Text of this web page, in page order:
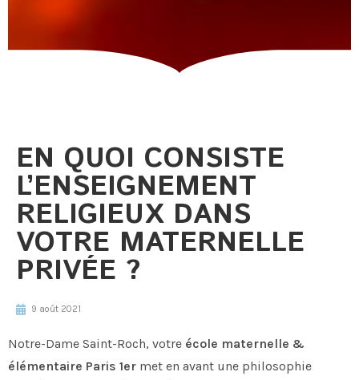
EN QUOI CONSISTE
L’ENSEIGNEMENT
RELIGIEUX DANS
VOTRE MATERNELLE
PRIVÉE ?
9 août 2021
Notre-Dame Saint-Roch, votre école maternelle &
élémentaire Paris 1er met en avant une philosophie